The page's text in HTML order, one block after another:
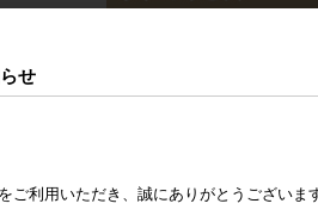
せ
ご利用いただき、誠にありがとうございま